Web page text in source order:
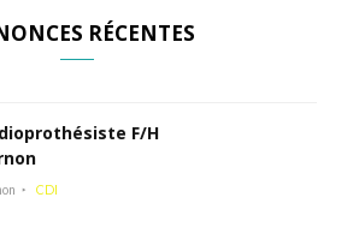
RÉCENTES
F/H
CDI